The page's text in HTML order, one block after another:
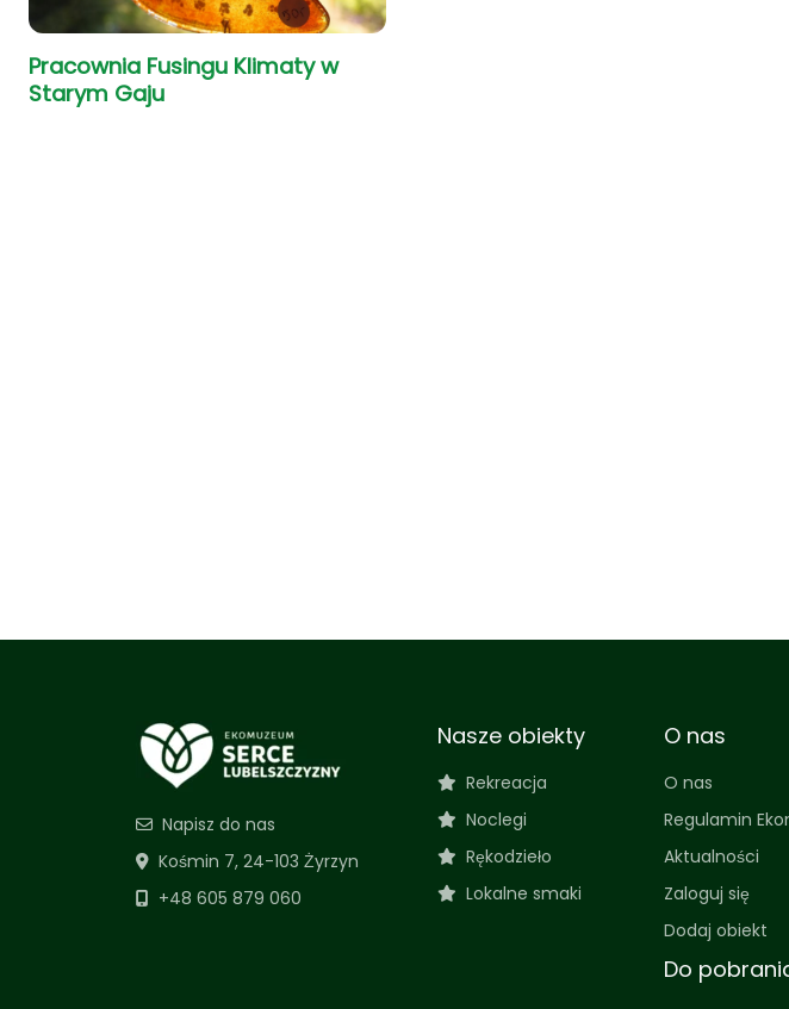
Pracownia Fusingu Klimaty w
Starym Gaju
Napisz do nas
Kośmin 7, 24-103 Żyrzyn
+48 605 879 060
Nasze obiekty
Rekreacja
Noclegi
Rękodzieło
Lokalne smaki
O nas
O nas
Regulamin
Aktualności
Zaloguj się
Dodaj obiekt
Do